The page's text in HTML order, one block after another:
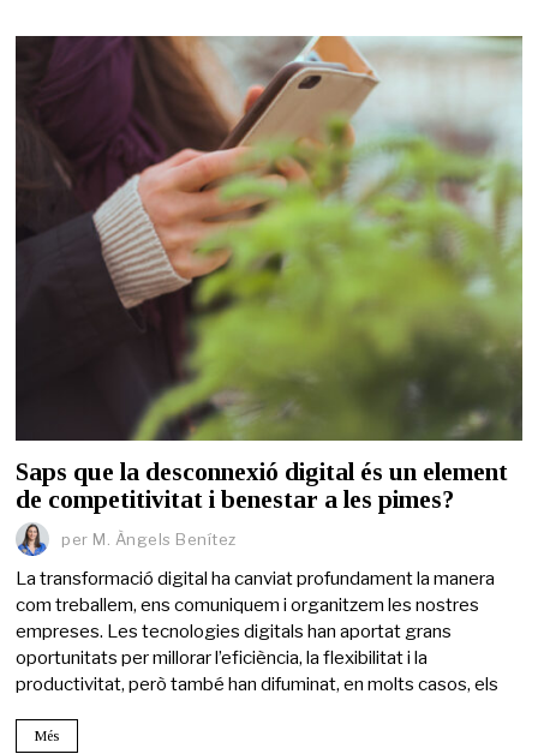
Saps que la desconnexió digital és un element
de competitivitat i benestar a les pimes?
per M. Àngels Benítez
La transformació digital ha canviat profundament la manera
com treballem, ens comuniquem i organitzem les nostres
empreses. Les tecnologies digitals han aportat grans
oportunitats per millorar l’eficiència, la flexibilitat i la
productivitat, però també han difuminat, en molts casos, els
Més